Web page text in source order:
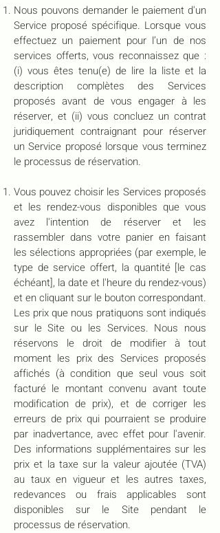
Nous pouvons demander le paiement d'un
Service proposé spécifique. Lorsque vous
effectuez un paiement pour l’un de nos
services offerts, vous reconnaissez que :
(i) vous êtes tenu(e) de lire la liste et la
description complètes des Services
proposés avant de vous engager à les
réserver, et (ii) vous concluez un contrat
juridiquement contraignant pour réserver
un Service proposé lorsque vous terminez
le processus de réservation.
Vous pouvez choisir les Services proposés
et les rendez-vous disponibles que vous
avez l'intention de réserver et les
rassembler dans votre panier en faisant
les sélections appropriées (par exemple, le
type de service offert, la quantité [le cas
échéant], la date et l'heure du rendez-vous)
et en cliquant sur le bouton correspondant.
Les prix que nous pratiquons sont indiqués
sur le Site ou les Services. Nous nous
réservons le droit de modifier à tout
moment les prix des Services proposés
affichés (à condition que seul vous soit
facturé le montant convenu avant toute
modification de prix), et de corriger les
erreurs de prix qui pourraient se produire
par inadvertance, avec effet pour l'avenir.
Des informations supplémentaires sur les
prix et la taxe sur la valeur ajoutée (TVA)
au taux en vigueur et les autres taxes,
redevances ou frais applicables sont
disponibles sur le Site pendant le
processus de réservation.